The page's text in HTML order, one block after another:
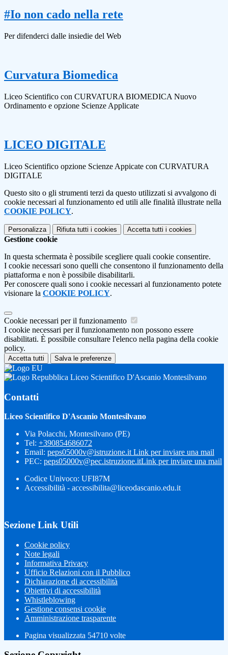
#Io non cado nella rete
Per difenderci dalle insiedie del Web
Curvatura Biomedica
Liceo Scientifico con CURVATURA BIOMEDICA Nuovo
Ordinamento e opzione Scienze Applicate
LICEO DIGITALE
Liceo Scientifico opzione Scienze Appicate con CURVATURA
DIGITALE
Questo sito o gli strumenti terzi da questo utilizzati si avvalgono di
cookie necessari al funzionamento ed utili alle finalità illustrate nella
COOKIE POLICY.
Personalizza Rifiuta tutti i cookies Accetta tutti i cookies
Gestione cookie
In questa schermata è possibile scegliere quali cookie consentire.
I cookie necessari sono quelli che consentono il funzionamento della
piattaforma e non è possibile disabilitarli.
Per conoscere quali sono i cookie necessari al funzionamento potete
visionare la COOKIE POLICY.
Cookie necessari per il funzionamento
I cookie necessari per il funzionamento non possono essere
disabilitati. È possibile consultare l'elenco nella pagina della cookie
policy.
Accetta tutti Salva le preferenze
Liceo Scientifico D'Ascanio Montesilvano
Contatti
Liceo Scientifico D'Ascanio Montesilvano
Via Polacchi, Montesilvano (PE)
Tel: +390854686072
Email: peps05000v@istruzione.it Link per inviare una mail
PEC: peps05000v@pec.istruzione.itLink per inviare una mail
Codice Univoco: UFI87M
Accessibilità - accessibilita@liceodascanio.edu.it
Sezione Link Utili
Cookie policy
Note legali
Informativa Privacy
Ufficio Relazioni con il Pubblico
Dichiarazione di accessibilità
Obiettivi di accessibilità
Whistleblowing
Gestione consensi cookie
Amministrazione trasparente
Pagina visualizzata 54710 volte